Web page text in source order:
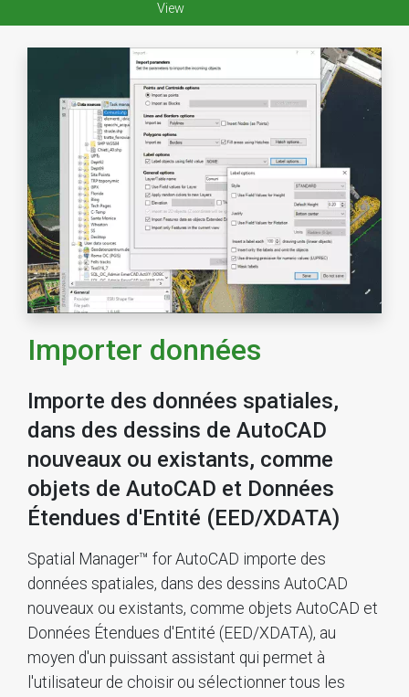
View
Importer données
Importe des données spatiales,
dans des dessins de AutoCAD
nouveaux ou existants, comme
objets de AutoCAD et Données
Étendues d'Entité (EED/XDATA)
Spatial Manager™ for AutoCAD importe des
données spatiales, dans des dessins AutoCAD
nouveaux ou existants, comme objets AutoCAD et
Données Étendues d'Entité (EED/XDATA), au
moyen d'un puissant assistant qui permet à
l'utilisateur de choisir ou sélectionner tous les